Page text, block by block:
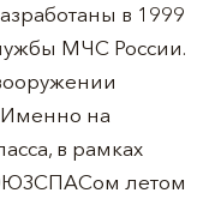
в 1999
МЧС России.
на
в рамках
летом